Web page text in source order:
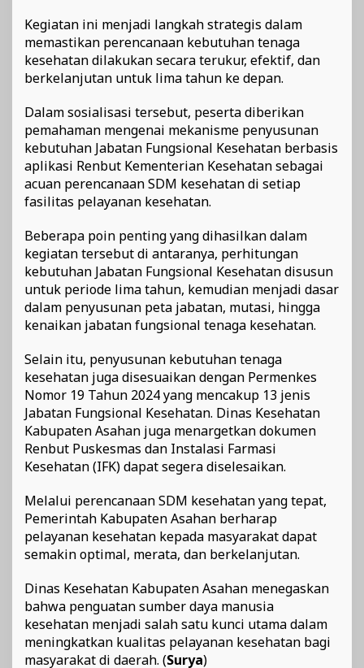
Kegiatan ini menjadi langkah strategis dalam
memastikan perencanaan kebutuhan tenaga
kesehatan dilakukan secara terukur, efektif, dan
berkelanjutan untuk lima tahun ke depan.
Dalam sosialisasi tersebut, peserta diberikan
pemahaman mengenai mekanisme penyusunan
kebutuhan Jabatan Fungsional Kesehatan berbasis
aplikasi Renbut Kementerian Kesehatan sebagai
acuan perencanaan SDM kesehatan di setiap
fasilitas pelayanan kesehatan.
Beberapa poin penting yang dihasilkan dalam
kegiatan tersebut di antaranya, perhitungan
kebutuhan Jabatan Fungsional Kesehatan disusun
untuk periode lima tahun, kemudian menjadi dasar
dalam penyusunan peta jabatan, mutasi, hingga
kenaikan jabatan fungsional tenaga kesehatan.
Selain itu, penyusunan kebutuhan tenaga
kesehatan juga disesuaikan dengan Permenkes
Nomor 19 Tahun 2024 yang mencakup 13 jenis
Jabatan Fungsional Kesehatan. Dinas Kesehatan
Kabupaten Asahan juga menargetkan dokumen
Renbut Puskesmas dan Instalasi Farmasi
Kesehatan (IFK) dapat segera diselesaikan.
Melalui perencanaan SDM kesehatan yang tepat,
Pemerintah Kabupaten Asahan berharap
pelayanan kesehatan kepada masyarakat dapat
semakin optimal, merata, dan berkelanjutan.
Dinas Kesehatan Kabupaten Asahan menegaskan
bahwa penguatan sumber daya manusia
kesehatan menjadi salah satu kunci utama dalam
meningkatkan kualitas pelayanan kesehatan bagi
masyarakat di daerah. (Surya)